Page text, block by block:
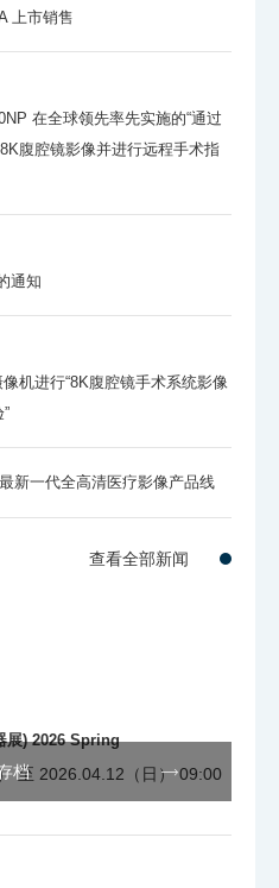
输入信号
） 1路 : 模拟BNC（带环
） 1路 : S终端（带环出）
Component输入）
）
DVI
上市销售
在全球领先率先实施的“通过
腹腔镜影像并进行远程手术指
通知
机进行“8K腹腔镜手术系统影像
最新一代全高清医疗影像产品线
查看全部新闻
展) 2026 Spring
至 2026.04.12（日） 09:00
档